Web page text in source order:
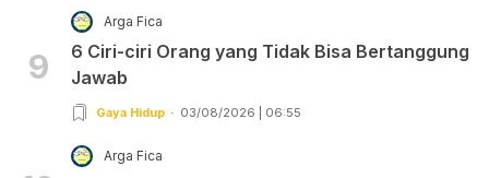
9
Arga Fica
6 Ciri-ciri Orang yang Tidak Bisa Bertanggung
Jawab
Gaya Hidup 03/08/2026 | 06:55
Arga Fica